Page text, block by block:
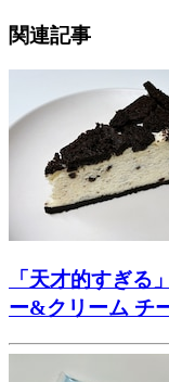
関連記事
「天才的すぎる
ー&クリーム チ